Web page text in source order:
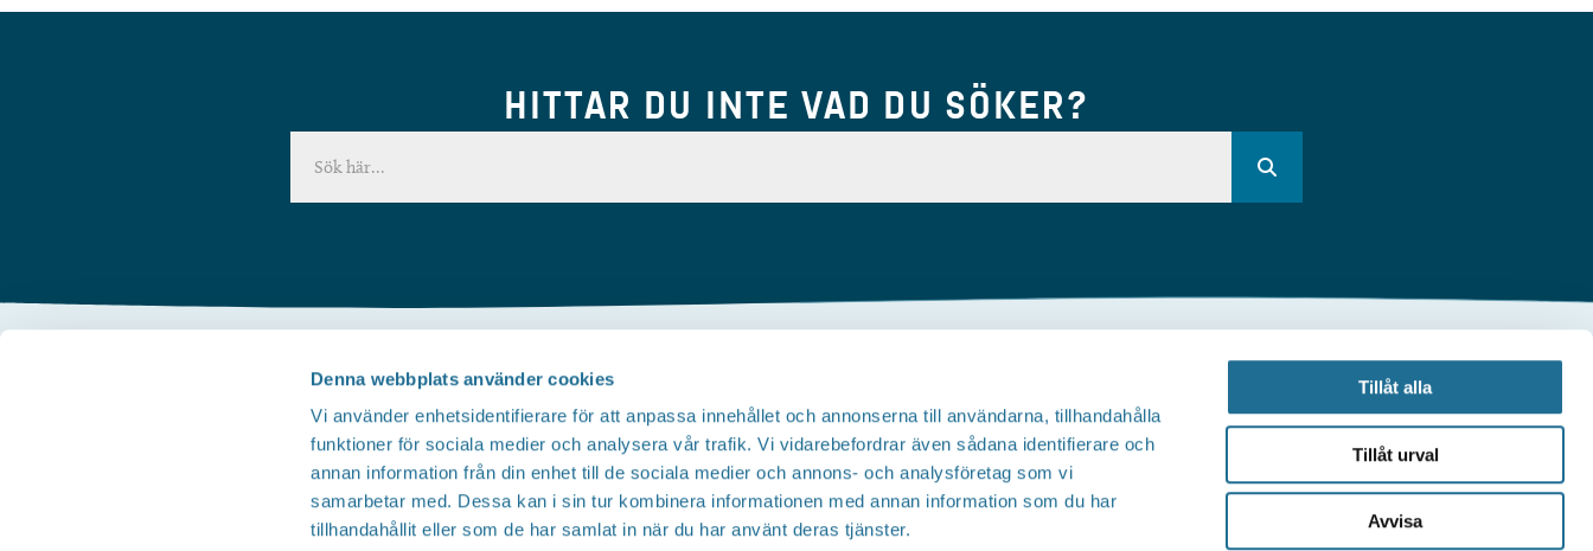
Denna webbplats använder cookies
Vi använder enhetsidentifierare för att anpassa innehållet och annonserna till användarna, tillhandahålla
funktioner för sociala medier och analysera vår trafik. Vi vidarebefordrar även sådana identifierare och
annan information från din enhet till de sociala medier och annons- och analysföretag som vi
samarbetar med. Dessa kan i sin tur kombinera informationen med annan information som du har
tillhandahållit eller som de har samlat in när du har använt deras tjänster.
Tillåt alla
Tillåt urval
Avvisa
HITTAR DU INTE VAD DU SÖKER?
Om webbplatsen
Tillgänglighetsredogörelse
Integritetspolicy
Tillväxt Motala
Visit Östergötland